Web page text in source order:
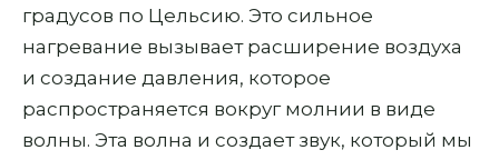
градусов по Цельсию. Это сильное
нагревание вызывает расширение воздуха
и создание давления, которое
распространяется вокруг молнии в виде
волны. Эта волна и создает звук, который мы